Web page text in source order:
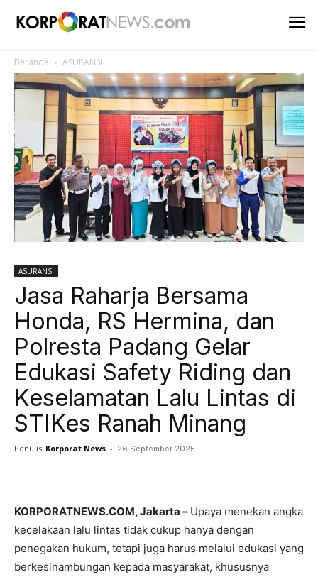
Beranda ASURANSI
ASURANSI
Jasa Raharja Bersama
Honda, RS Hermina, dan
Polresta Padang Gelar
Edukasi Safety Riding dan
Keselamatan Lalu Lintas di
STIKes Ranah Minang
Penulis Korporat News - 26 September 2025
KORPORATNEWS.COM, Jakarta – Upaya menekan angka
kecelakaan lalu lintas tidak cukup hanya dengan
penegakan hukum, tetapi juga harus melalui edukasi yang
berkesinambungan kepada masyarakat, khususnya